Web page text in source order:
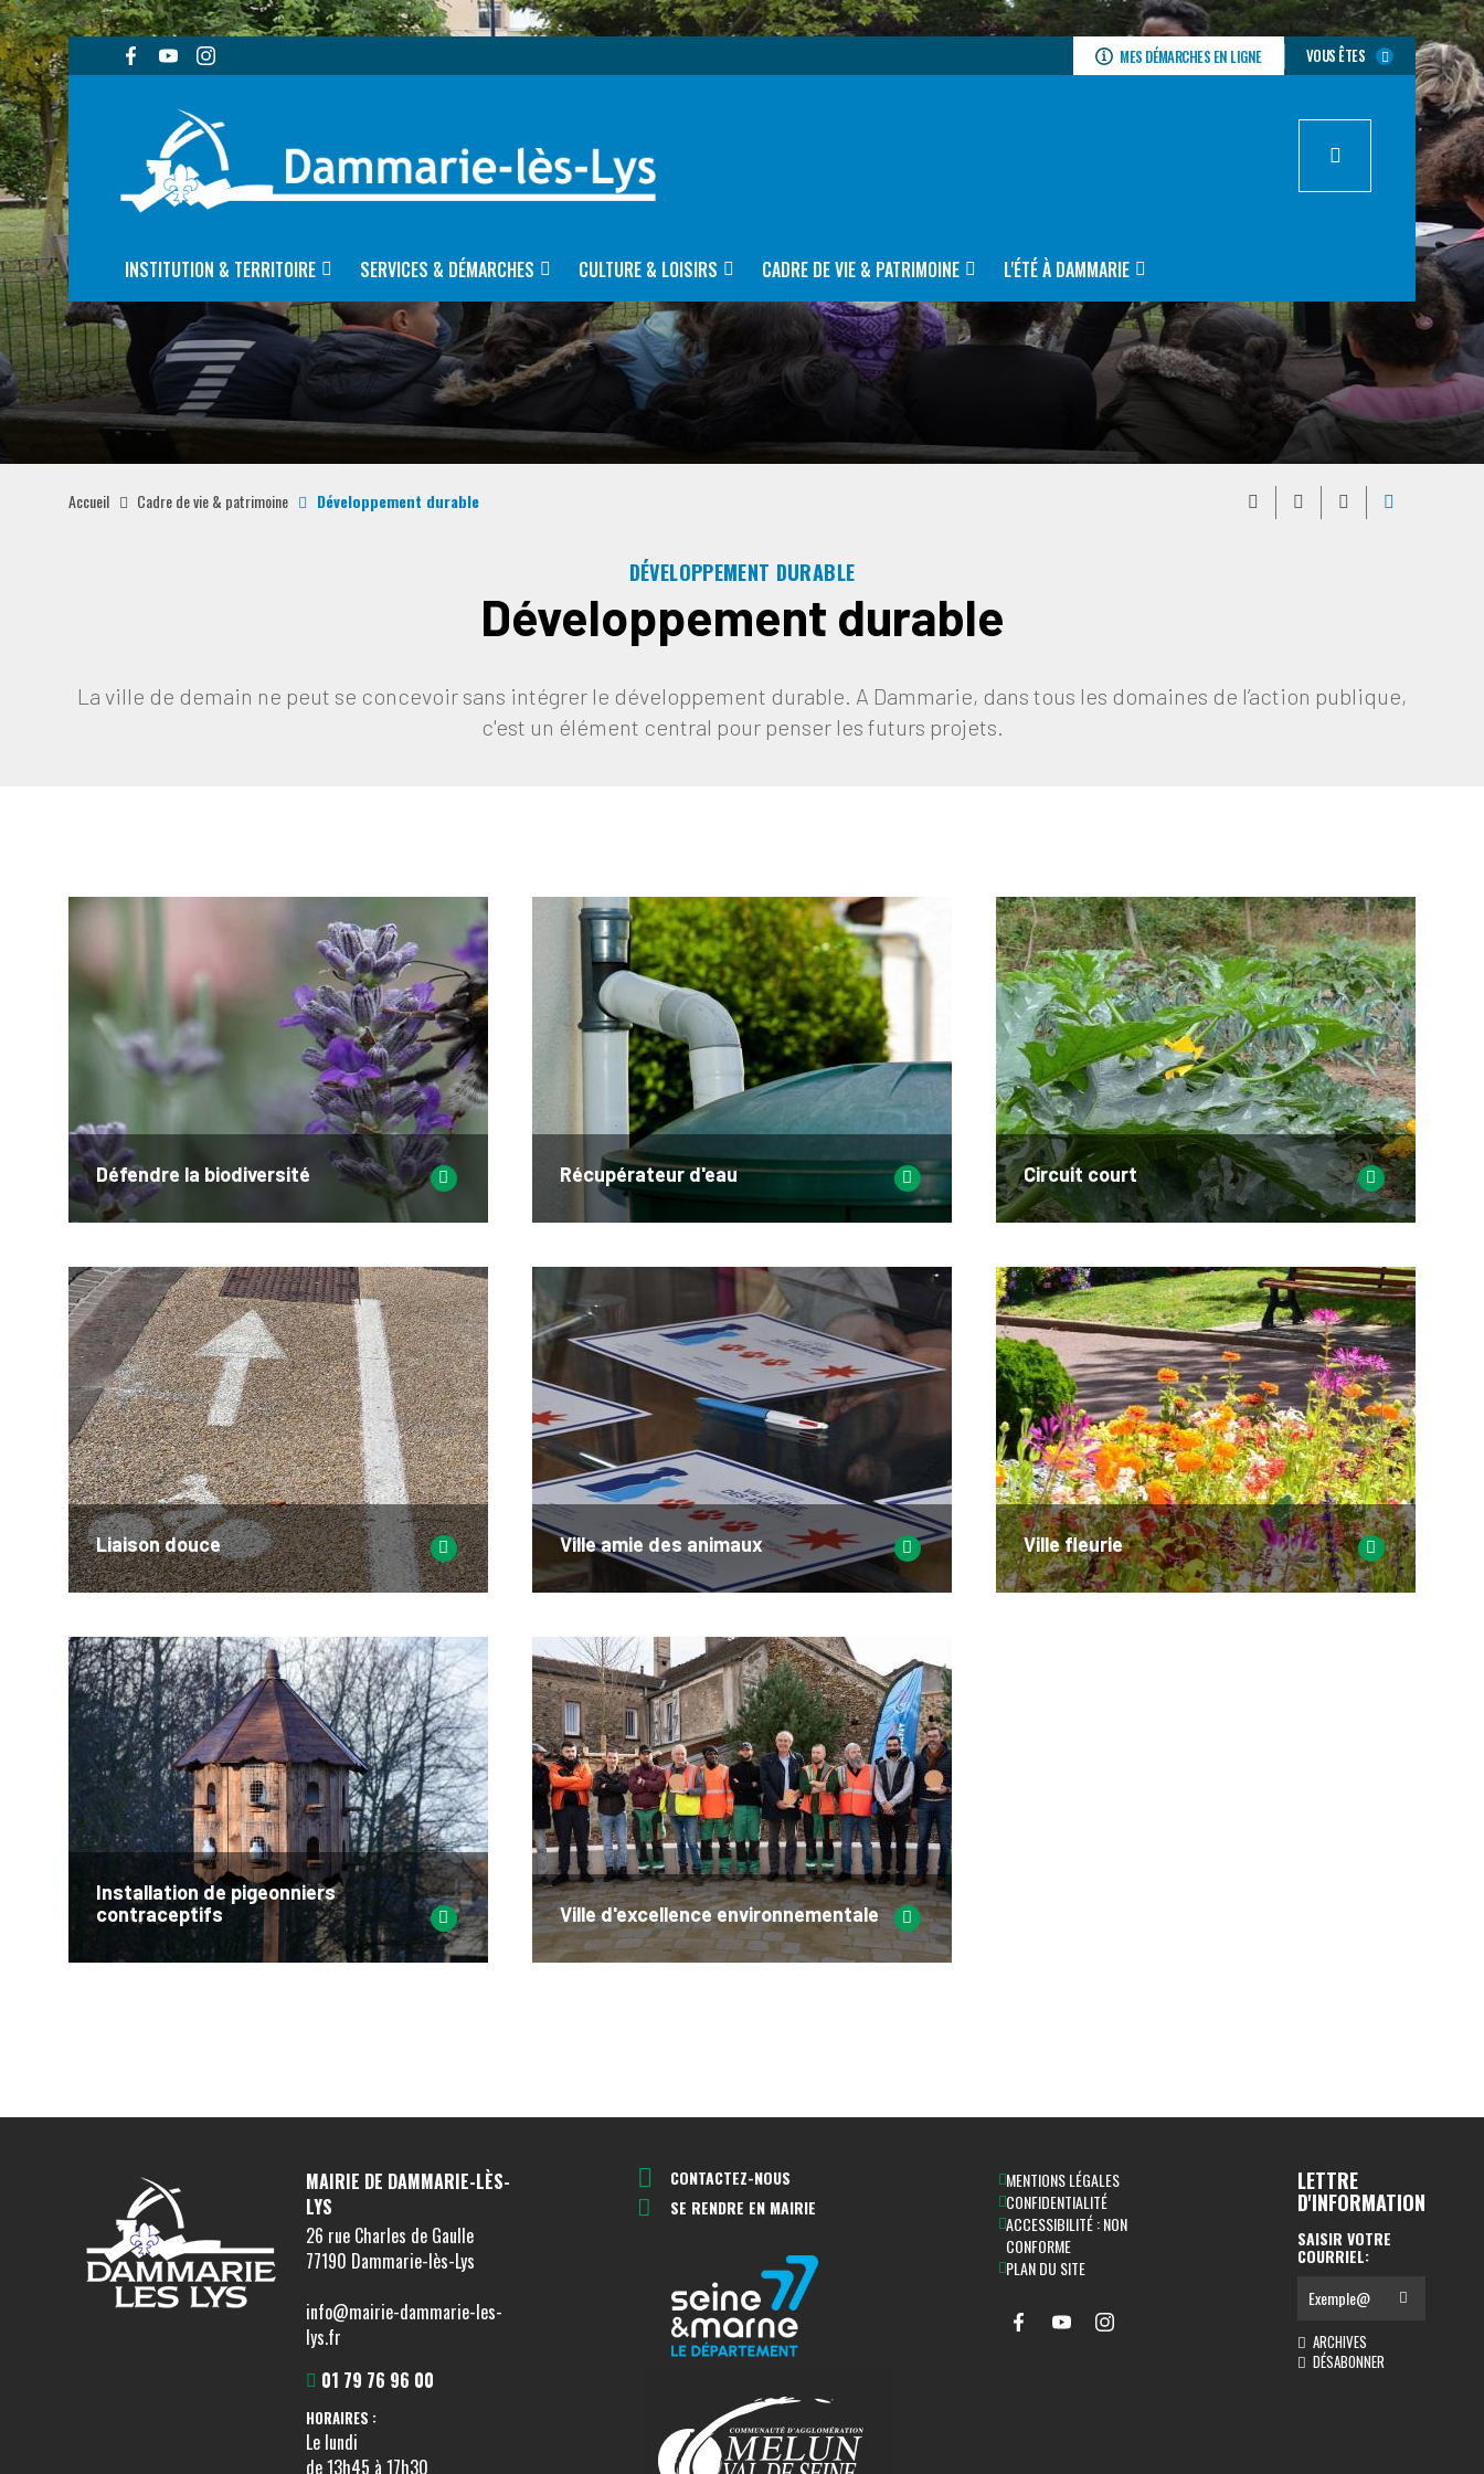
MES DÉMARCHES EN LIGNE VOUS ÊTES
INSTITUTION & TERRITOIRE SERVICES & DÉMARCHES CULTURE & LOISIRS CADRE DE VIE & PATRIMOINE L'ÉTÉ À DAMMARIE
Accueil Cadre de vie & patrimoine Développement durable
DÉVELOPPEMENT DURABLE
Développement durable
La ville de demain ne peut se concevoir sans intégrer le développement durable. A Dammarie, dans tous les domaines de l’action publique,
c'est un élément central pour penser les futurs projets.
Défendre la biodiversité Récupérateur d'eau Circuit court
Liaison douce Ville amie des animaux Ville fleurie
Installation de pigeonniers
contraceptifs
Ville d'excellence environnementale
MAIRIE DE DAMMARIE-LÈS-
LYS
26 rue Charles de Gaulle
77190 Dammarie-lès-Lys
info@mairie-dammarie-les-
lys.fr
01 79 76 96 00
HORAIRES :
Le lundi
de 13h45 à 17h30
CONTACTEZ-NOUS
SE RENDRE EN MAIRIE
MENTIONS LÉGALES
CONFIDENTIALITÉ
ACCESSIBILITÉ : NON
CONFORME
PLAN DU SITE
LETTRE
D'INFORMATION
SAISIR VOTRE
COURRIEL:
ARCHIVES
DÉSABONNER